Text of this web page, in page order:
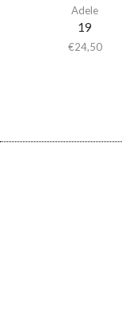
Adele
19
€24,50